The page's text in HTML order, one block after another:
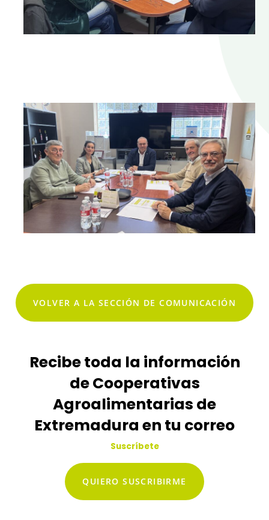
VOLVER A LA SECCIÓN DE COMUNICACIÓN
Recibe toda la información
de Cooperativas
Agroalimentarias de
Extremadura en tu correo
Suscríbete
QUIERO SUSCRIBIRME